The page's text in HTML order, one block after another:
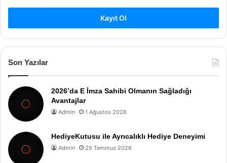
Kayıt Ol
Son Yazılar
2026’da E İmza Sahibi Olmanın Sağladığı
Avantajlar
Admin 1 Ağustos 2026
HediyeKutusu ile Ayrıcalıklı Hediye Deneyimi
Admin 25 Temmuz 2026